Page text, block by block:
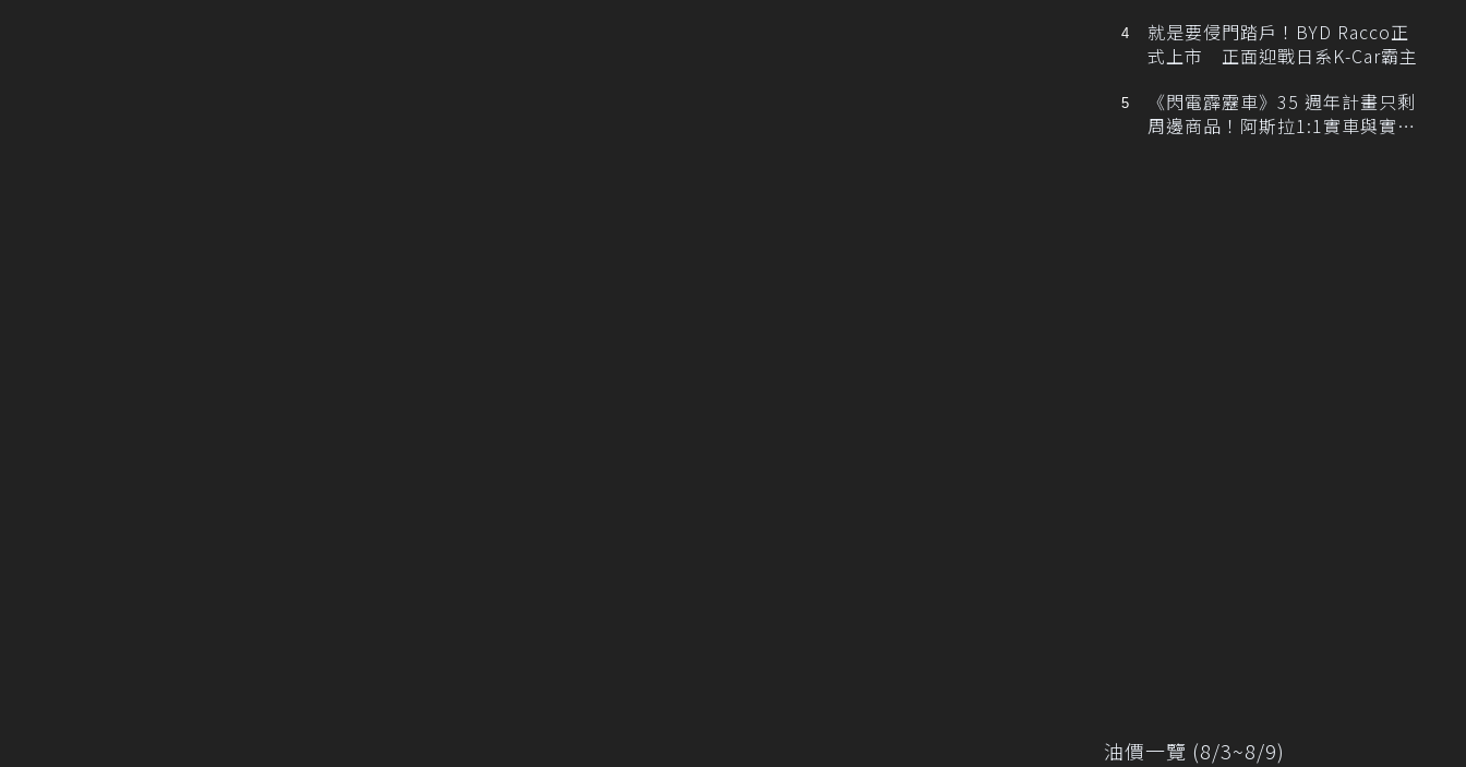
就是要侵門踏戶！BYD Racco正
式上市 正面迎戰日系K-Car霸主
《閃電霹靂車》35 週年計畫只剩
周邊商品！阿斯拉1:1實車與實體
油價一覽 (8/3~8/9)